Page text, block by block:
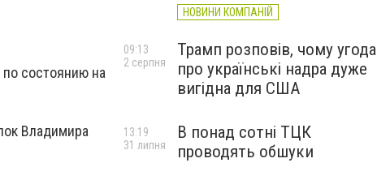
по состоянию на
Владимира
НОВИНИ КОМПАНІЙ
Трамп розповів, чому угода
про українські надра дуже
вигідна для США
09:13
2 серпня
В понад сотні ТЦК
проводять обшуки
13:19
31 липня